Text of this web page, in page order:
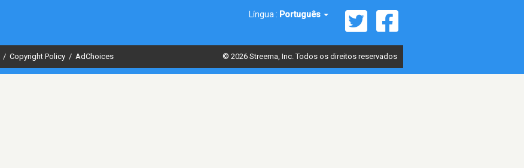
Língua : Português
/ Copyright Policy / AdChoices © 2026 Streema, Inc. Todos os direitos reservados